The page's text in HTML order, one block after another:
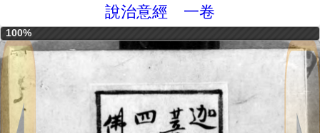
說治意經 一卷
100%